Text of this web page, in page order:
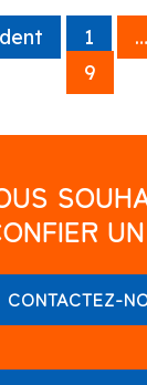
1 …
9
CONTACTEZ-